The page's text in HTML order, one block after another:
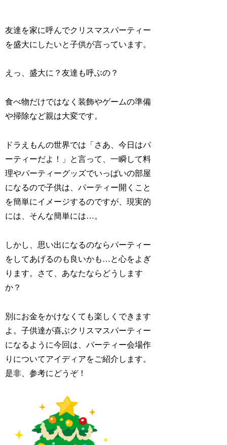
友達を家に呼んでクリスマスパーティー
を盛大にしたいと子供が言っています。
えっ、盛大に？友達も呼ぶの？
食べ物だけではなく装飾やゲームの準備
や掃除など親は大変です。
ドラえもんの世界では「さあ、今日はパ
ーティーだよ！」と言って、一瞬して料
理やパーティーグッズでいっぱいの部屋
になるので子供は、パーティー開くこと
を簡単にイメージするのですが、現実的
には、そんな簡単には…。
しかし、思い出になるのならパーティー
をしてあげるのも良いかも…と心をよぎ
ります。さて、あなたならどうします
か？
別にお金をかけなくても楽しくできます
よ。子供達が喜ぶクリスマスパーティー
になるように今回は、パーティー会場作
りについてアイディアをご紹介します。
是非、参考にどうぞ！